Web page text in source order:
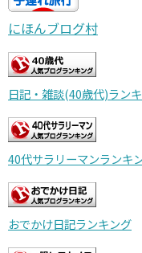
にほんブログ村
日記・雑談(40歳代)ラン
40代サラリーマンランキ
おでかけ日記ランキング